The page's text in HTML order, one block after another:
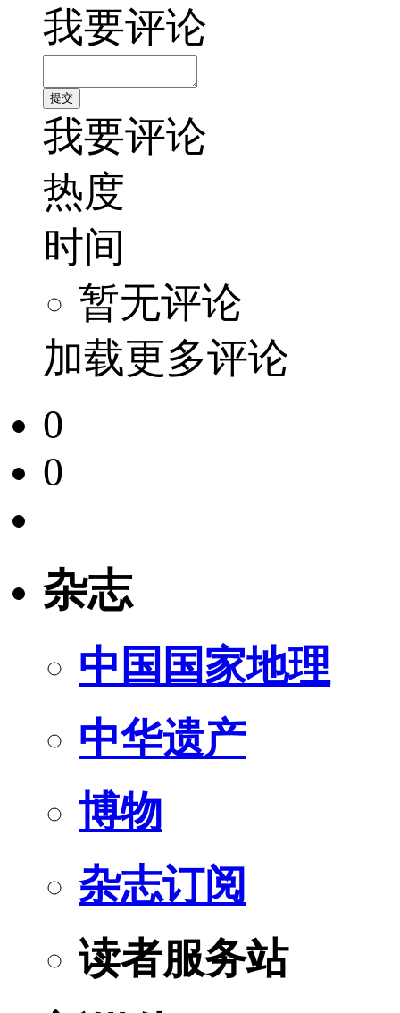
我要评论
我要评论
热度
时间
暂无评论
加载更多评论
0
0
杂志
中国国家地理
中华遗产
博物
杂志订阅
读者服务站